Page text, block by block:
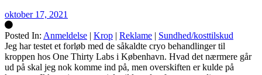
oktober 17, 2021
Posted In: Anmeldelse | Krop | Reklame | Sundhed/kosttilskud
Silke
Jeg har testet et forløb med de såkaldte cryo behandlinger til
kroppen hos One Thirty Labs i København. Hvad det nærmere går
ud på skal jeg nok komme ind på, men overskiften er kulde på